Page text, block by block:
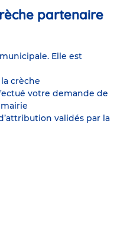
partenaire
Elle est
crèche
votre demande de
validés par la